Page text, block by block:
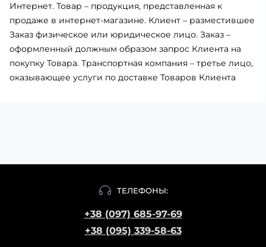
Интернет. Товар – продукция, представленная к
продаже в интернет-магазине. Клиент – разместившее
Заказ физическое или юридическое лицо. Заказ –
оформленный должным образом запрос Клиента на
покупку Товара. Транспортная компания – третье лицо,
оказывающее услуги по доставке Товаров Клиента
ТЕЛЕФОНЫ:
+38 (097) 685-97-69
+38 (095) 339-58-63